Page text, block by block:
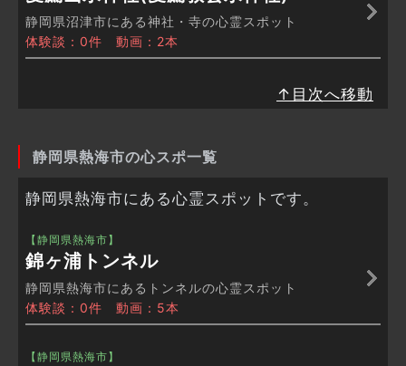
静岡県沼津市にある神社・寺の心霊スポット
体験談：0件 動画：2本
↑目次へ移動
静岡県熱海市の心スポ一覧
静岡県熱海市にある心霊スポットです。
【静岡県熱海市】
錦ヶ浦トンネル
静岡県熱海市にあるトンネルの心霊スポット
体験談：0件 動画：5本
【静岡県熱海市】